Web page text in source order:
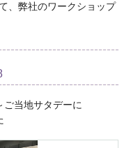
、弊社のワークショップ
ご当地サタデーに